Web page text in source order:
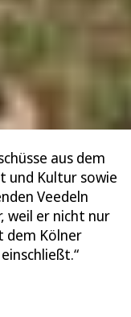
aus dem
und Kultur sowie
Veedeln
weil er nicht nur
dem Kölner